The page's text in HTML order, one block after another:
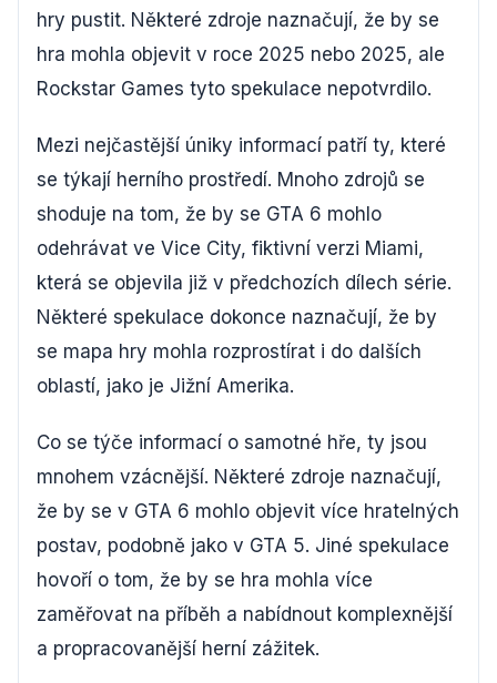
hry pustit. Některé zdroje naznačují, že by se
hra mohla objevit v roce 2025 nebo 2025, ale
Rockstar Games tyto spekulace nepotvrdilo.
Mezi nejčastější úniky informací patří ty, které
se týkají herního prostředí. Mnoho zdrojů se
shoduje na tom, že by se GTA 6 mohlo
odehrávat ve Vice City, fiktivní verzi Miami,
která se objevila již v předchozích dílech série.
Některé spekulace dokonce naznačují, že by
se mapa hry mohla rozprostírat i do dalších
oblastí, jako je Jižní Amerika.
Co se týče informací o samotné hře, ty jsou
mnohem vzácnější. Některé zdroje naznačují,
že by se v GTA 6 mohlo objevit více hratelných
postav, podobně jako v GTA 5. Jiné spekulace
hovoří o tom, že by se hra mohla více
zaměřovat na příběh a nabídnout komplexnější
a propracovanější herní zážitek.